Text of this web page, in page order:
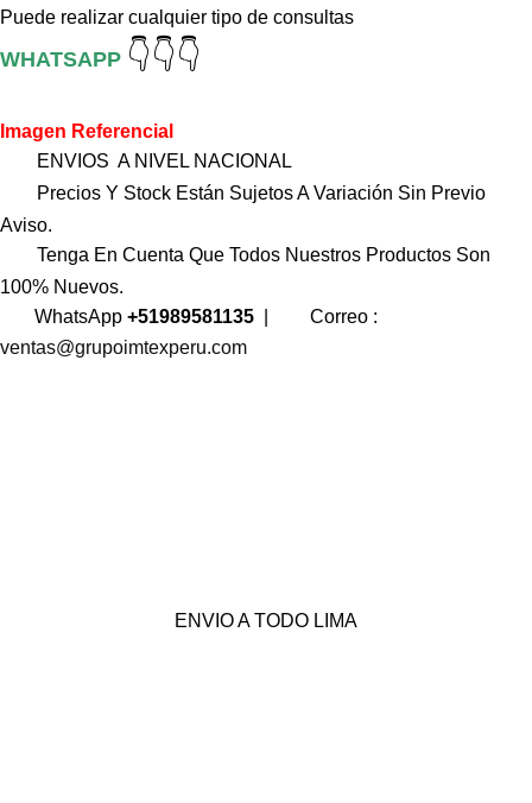
Puede realizar cualquier tipo de consultas
WHATSAPP 👇👇👇
Imagen Referencial
ENVIOS A NIVEL NACIONAL
Precios Y Stock Están Sujetos A Variación Sin Previo
Aviso.
Tenga En Cuenta Que Todos Nuestros Productos Son
100% Nuevos.
WhatsApp +51989581135
Correo :
ventas@grupoimtexperu.com
ENVIO A TODO LIMA